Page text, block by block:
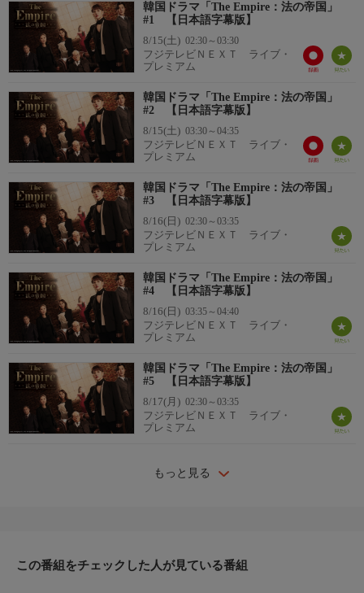
韓国ドラマ「The Empire：法の帝国」
#1 【日本語字幕版】
8/15(土) 02:30～03:30
フジテレビＮＥＸＴ ライブ・
プレミアム
韓国ドラマ「The Empire：法の帝国」
#2 【日本語字幕版】
8/15(土) 03:30～04:35
フジテレビＮＥＸＴ ライブ・
プレミアム
韓国ドラマ「The Empire：法の帝国」
#3 【日本語字幕版】
8/16(日) 02:30～03:35
フジテレビＮＥＸＴ ライブ・
プレミアム
韓国ドラマ「The Empire：法の帝国」
#4 【日本語字幕版】
8/16(日) 03:35～04:40
フジテレビＮＥＸＴ ライブ・
プレミアム
韓国ドラマ「The Empire：法の帝国」
#5 【日本語字幕版】
8/17(月) 02:30～03:35
フジテレビＮＥＸＴ ライブ・
プレミアム
もっと見る
この番組をチェックした人が見ている番組